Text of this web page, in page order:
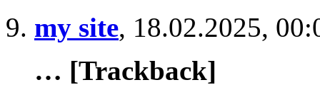
my site, 18.02.2025,
… [Trackback]